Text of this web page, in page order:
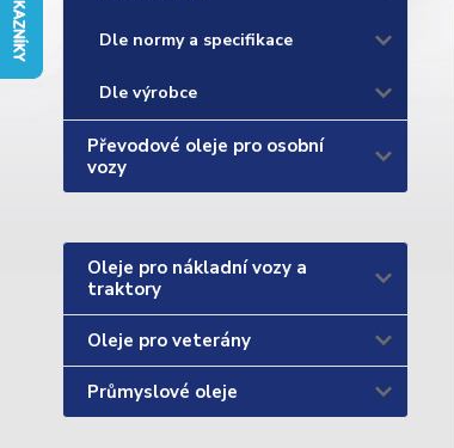
Dle normy a specifikace
Dle výrobce
Převodové oleje pro osobní
vozy
Oleje pro nákladní vozy a
traktory
Oleje pro veterány
Průmyslové oleje